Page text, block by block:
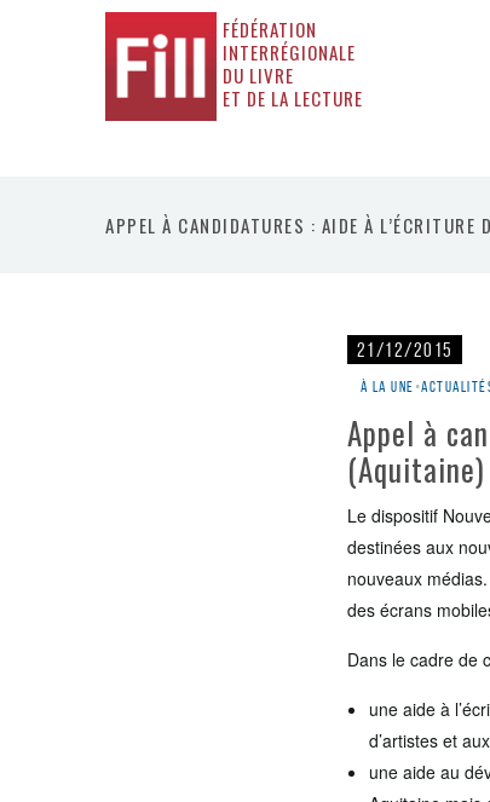
FÉDÉRATION
INTERRÉGIONALE
DU LIVRE
ET DE LA LECTURE
APPEL À CANDIDATURES : AIDE À
21/12/2015
À la une •
Appel à
(Aquitaine)
Le dispositif
destinées aux
nouveaux
des écrans
Dans le cadre de
une aide à
d’artistes et
une aide au